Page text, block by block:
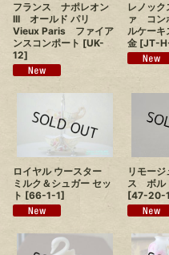
フランス ナポレオン
III オールド パリ
Vieux Paris ファイア
ンスコンポート [UK-
12]
レノッ
ァ コン
ルケー
金 [JT-
ロイヤル ウースター
ミルク＆シュガー セッ
ト [66-1-1]
リモー
ス ボル
[47-20-